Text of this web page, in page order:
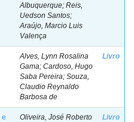
Albuquerque; Reis,
Uedson Santos;
Araújo, Marcio Luis
Valença
Alves, Lynn Rosalina
Gama; Cardoso, Hugo
Saba Pereira; Souza,
Claudio Reynaldo
Barbosa de
Livro
e
Oliveira, José Roberto
Livro